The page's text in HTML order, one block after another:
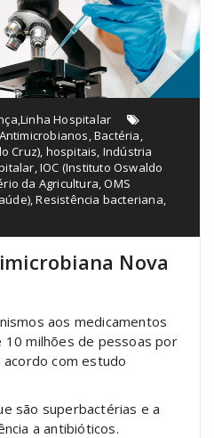
,Linha Hospitalar
Antimicrobianos,Bactéria,
Cruz), hospitais, Indústria
,IOC (Instituto Oswaldo
da Agricultura,OMS
,Resistência bacteriana,
Nova
aos medicamentos
milhões de pessoas por
com estudo
são superbactérias e a
a antibióticos.